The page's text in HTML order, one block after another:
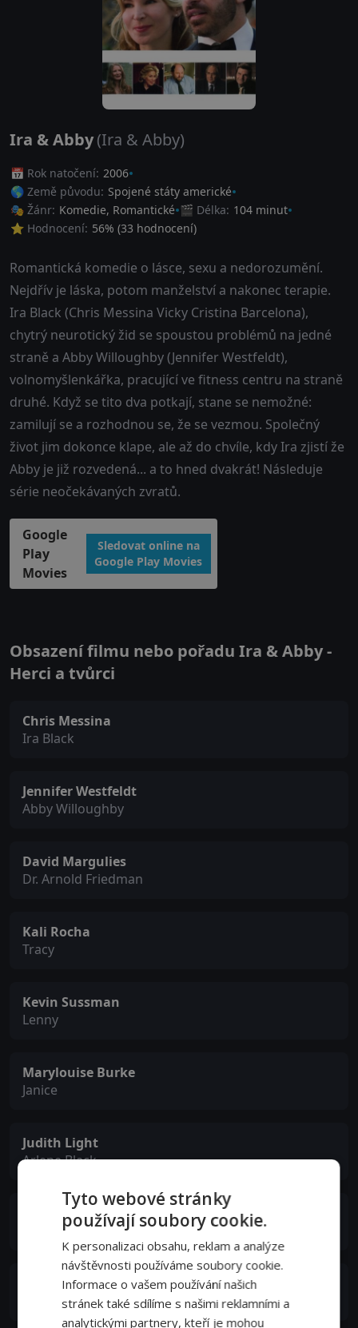
Ira & Abby(Ira & Abby)
📅 Rok natočení: 2006
🌎 Země původu: Spojené státy americké
🎭 Žánr: Komedie, Romantické 🎬 Délka: 104 minut
⭐ Hodnocení: 56% (33 hodnocení)
Romantická komedie o lásce, sexu a nedorozumění.
Nejdřív je láska, potom manželství a nakonec terapie.
Ira Black (Chris Messina Vicky Cristina Barcelona),
chytrý neurotický žid se spoustou problémů na jedné
straně a Abby Willoughby (Jennifer Westfeldt),
volnomyšlenkářka, pracující ve fitness centru na straně
druhé. Když se tito dva potkají, stane se nemožné:
zamilují se a rozhodnou se, že se vezmou. Společný
život jim dokonce klape, ale až do chvíle, kdy Ira zjistí že
Abby je již rozvedená... a to hned dvakrát! Následuje
série neočekávaných zvratů.
Google
Play
Movies
Sledovat online na
Google Play Movies
Obsazení filmu nebo pořadu Ira & Abby -
Herci a tvůrci
Chris Messina
Ira Black
Jennifer Westfeldt
Abby Willoughby
David Margulies
Dr. Arnold Friedman
Kali Rocha
Tracy
Kevin Sussman
Lenny
Marylouise Burke
Janice
Judith Light
Arlene Black
Robert Klein
Seymour Black
Fred Willard
Michael Willoughby
Tyto webové stránky
používají soubory cookie.
K personalizaci obsahu, reklam a analýze
návštěvnosti používáme soubory cookie.
Informace o vašem používání našich
stránek také sdílíme s našimi reklamními a
analytickými partnery, kteří je mohou